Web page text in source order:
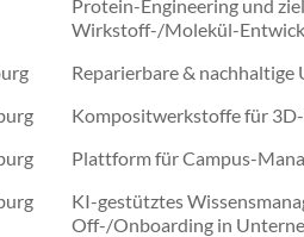
Protein-Engineering und
Wirkstoff-/Molekül-
Reparierbare & nachhaltige
Kompositwerkstoffe für
Plattform für Campus-
KI-gestütztes
Off-/Onboarding in